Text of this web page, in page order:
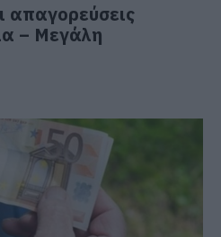
απαγορεύσεις
– Μεγάλη